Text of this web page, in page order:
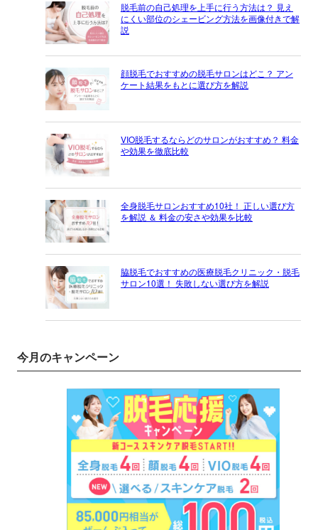
脱毛前の自己処理を上手に行う方法は？ 見え
にくい部位のシェービング方法を画像付きで解
説
顔脱毛でおすすめの脱毛サロンはどこ？ アン
ケート結果をもとに選び方を解説
VIO脱毛するならどのサロンがおすすめ？ 料金
や効果を徹底比較
全身脱毛サロンおすすめ10社！ 正しい選び方
を解説 ＆ 料金の安さや効果を比較
脇脱毛でおすすめの医療脱毛クリニック・脱毛
サロン10選！ 失敗しない選び方を解説
今月のキャンペーン